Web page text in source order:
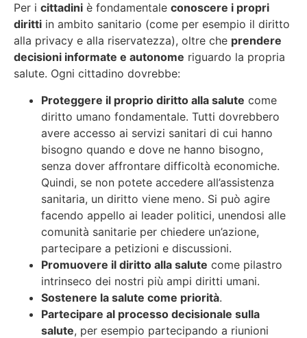
Per i cittadini è fondamentale conoscere i propri
diritti in ambito sanitario (come per esempio il diritto
alla privacy e alla riservatezza), oltre che prendere
decisioni informate e autonome riguardo la propria
salute. Ogni cittadino dovrebbe:
Proteggere il proprio diritto alla salute come
diritto umano fondamentale. Tutti dovrebbero
avere accesso ai servizi sanitari di cui hanno
bisogno quando e dove ne hanno bisogno,
senza dover affrontare difficoltà economiche.
Quindi, se non potete accedere all’assistenza
sanitaria, un diritto viene meno. Si può agire
facendo appello ai leader politici, unendosi alle
comunità sanitarie per chiedere un’azione,
partecipare a petizioni e discussioni.
Promuovere il diritto alla salute come pilastro
intrinseco dei nostri più ampi diritti umani.
Sostenere la salute come priorità.
Partecipare al processo decisionale sulla
salute, per esempio partecipando a riunioni